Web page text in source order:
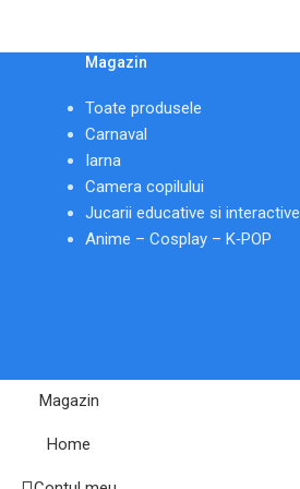
Magazin
Toate produsele
Carnaval
Iarna
Camera copilului
Jucarii educative si interactive
Anime – Cosplay – K‑POP
Magazin
Home